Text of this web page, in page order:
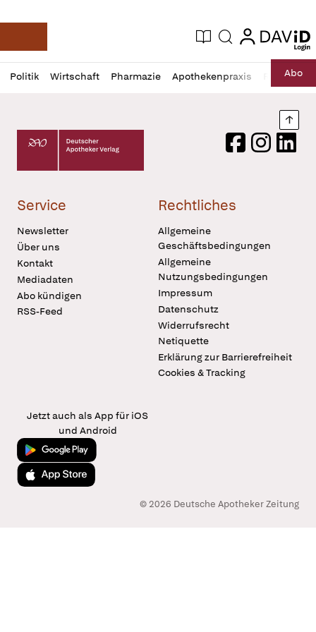
Deutsche Apotheker Zeitung
Aktuelle Ausgabe
Suche login
login
Politik Wirtschaft Pharmazie Apothekenpraxis RechtAbo
Profil
öffnen
Daz
Pur
Deutscher Apotheker Verlag Logo
FacebookInstagram
Service
Newsletter
Über uns
Kontakt
Mediadaten
Abo kündigen
RSS-Feed
Rechtliches
Allgemeine
Geschäftsbedingungen
Allgemeine
Nutzungsbedingungen
Impressum
Datenschutz
Widerrufsrecht
Netiquette
Erklärung zur Barrierefreiheit
Cookies & Tracking
Jetzt auch als App für iOS
und Android
Jetzt bei Google Play
Laden im App Store
© 2026 Deutsche Apotheker Zeitung